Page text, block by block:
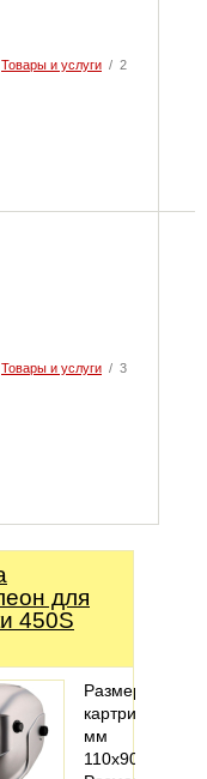
Товары и услуги / 2
Товары и услуги / 3
для
450S
Размер
картриджа,
мм
110х90х9